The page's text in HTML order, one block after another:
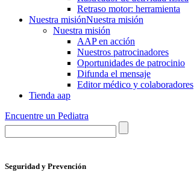
Retraso motor: herramienta
Nuestra misiónNuestra misión
Nuestra misión
AAP en acción
Nuestros patrocinadores
Oportunidades de patrocinio
Difunda el mensaje
Editor médico y colaboradores
Tienda aap
Encuentre un Pediatra
Seguridad y Prevención